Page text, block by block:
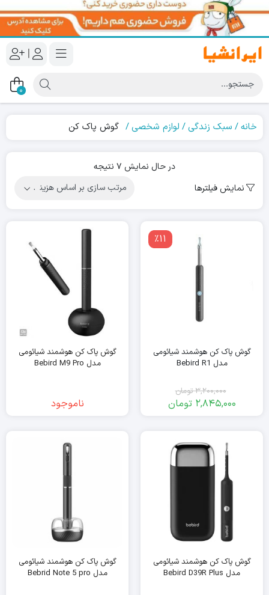
|
0
خانه سبک زندگی لوازم شخصی گوش پاک کن
در حال نمایش 7 نتیجه
Sorted
price:
low
نمایش فیلترها
٪11
گوش پاک کن هوشمند شیائومی
مدل Bebird R1
3,200,000 تومان
3,200,000
تومان
بود.
2,845,000 تومان
2,845,000
تومان.
گوش پاک کن هوشمند شیائومی
مدل Bebird M9 Pro
ناموجود
گوش پاک کن هوشمند شیائومی
مدل Bebird D39R Plus
گوش پاک کن هوشمند شیائومی
مدل Bebrid Note 5 pro